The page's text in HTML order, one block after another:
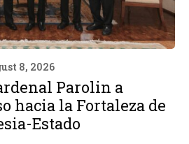
8, 2026
Parolin a
hacia la Fortaleza de
Estado